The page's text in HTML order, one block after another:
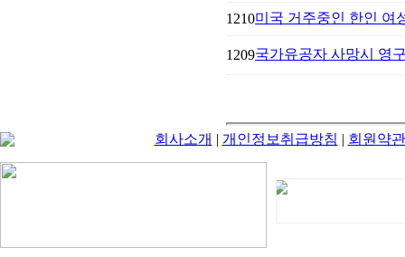
1210미국 거주중인 한인 여
1209국가유공자 사망시 영
회사소개 | 개인정보취급방침 | 회원약관